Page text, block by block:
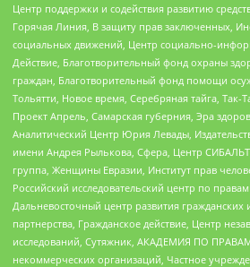
Центр поддержки и содействия развитию
Горячая Линия, В защиту прав заключенных,
социальных движений, Центр социально-
Действие, Благотворительный фонд охраны
граждан, Благотворительный фонд помощи
Тольятти, Новое время, Серебряная тайга, Так-
Проект Апрель, Самарская губерния, Эра
Аналитический Центр Юрия Левады,
имени Андрея Рылькова, Сфера, Центр
группа, Женщины Евразии, Институт прав
Российский исследовательский центр по правам
Дальневосточный центр развития
партнерства, Гражданское действие, Центр
исследований, Сутяжник, АКАДЕМИЯ ПО
некоммерческих организаций, Частное